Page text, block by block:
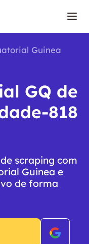
Guinea
GQ de
818
scraping com
Guinea e
de forma